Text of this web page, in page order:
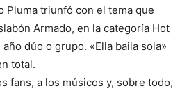
Pluma triunfó con el tema que
Armado, en la categoría Hot
dúo o grupo. «Ella baila sola»
total.
fans, a los músicos y, sobre todo,